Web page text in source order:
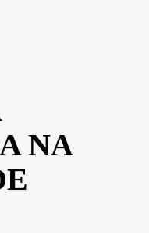
NA